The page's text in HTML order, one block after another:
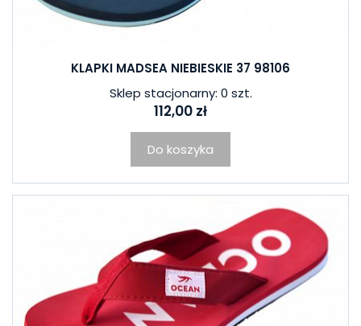
KLAPKI MADSEA NIEBIESKIE 37 98106
Sklep stacjonarny: 0 szt.
112,00 zł
Do koszyka